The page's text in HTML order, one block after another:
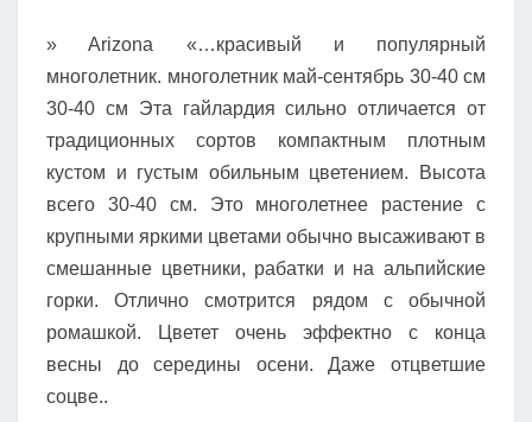
» Arizona «…красивый и популярный
многолетник. многолетник май-сентябрь 30-40 см
30-40 см Эта гайлардия сильно отличается от
традиционных сортов компактным плотным
кустом и густым обильным цветением. Высота
всего 30-40 см. Это многолетнее растение с
крупными яркими цветами обычно высаживают в
смешанные цветники, рабатки и на альпийские
горки. Отлично смотрится рядом с обычной
ромашкой. Цветет очень эффектно с конца
весны до середины осени. Даже отцветшие
соцве..